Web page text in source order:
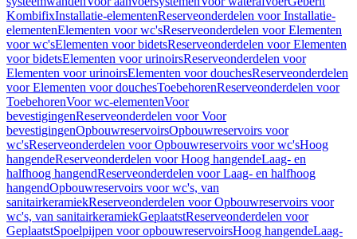
KombifixInstallatie-elementenReserveonderdelen voor Installatie-
elementenElementen voor wc'sReserveonderdelen voor Elementen
voor wc'sElementen voor bidetsReserveonderdelen voor Elementen
voor bidetsElementen voor urinoirsReserveonderdelen voor
Elementen voor urinoirsElementen voor douchesReserveonderdelen
voor Elementen voor douchesToebehorenReserveonderdelen voor
ToebehorenVoor wc-elementenVoor
bevestigingenReserveonderdelen voor Voor
bevestigingenOpbouwreservoirsOpbouwreservoirs voor
wc'sReserveonderdelen voor Opbouwreservoirs voor wc'sHoog
hangendeReserveonderdelen voor Hoog hangendeLaag- en
halfhoog hangendReserveonderdelen voor Laag- en halfhoog
hangendOpbouwreservoirs voor wc's, van
sanitairkeramiekReserveonderdelen voor Opbouwreservoirs voor
wc's, van sanitairkeramiekGeplaatstReserveonderdelen voor
GeplaatstSpoelpijpen voor opbouwreservoirsHoog hangendeLaag-